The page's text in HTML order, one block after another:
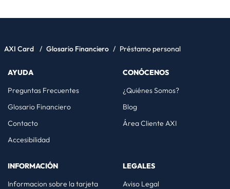
AXI Card / Glosario Financiero / Préstamo personal
AYUDA
Preguntas Frecuentes
Glosario Financiero
Contacto
Accesibilidad
CONÓCENOS
¿Quiénes Somos?
Blog
Área Cliente AXI
INFORMACIÓN
Informacion sobre la tarjeta
LEGALES
Aviso Legal